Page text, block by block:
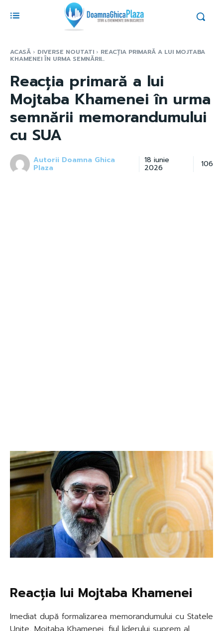
ACASĂ DIVERSE NOUTATI REACȚIA PRIMARĂ A LUI MOJTABA
KHAMENEI ÎN URMA SEMNĂRII...
Reacția primară a lui
Mojtaba Khamenei în urma
semnării memorandumului
cu SUA
Autorii Doamna Ghica
Plaza
18 iunie
2026 106
Reacția lui Mojtaba Khamenei
Imediat după formalizarea memorandumului cu Statele